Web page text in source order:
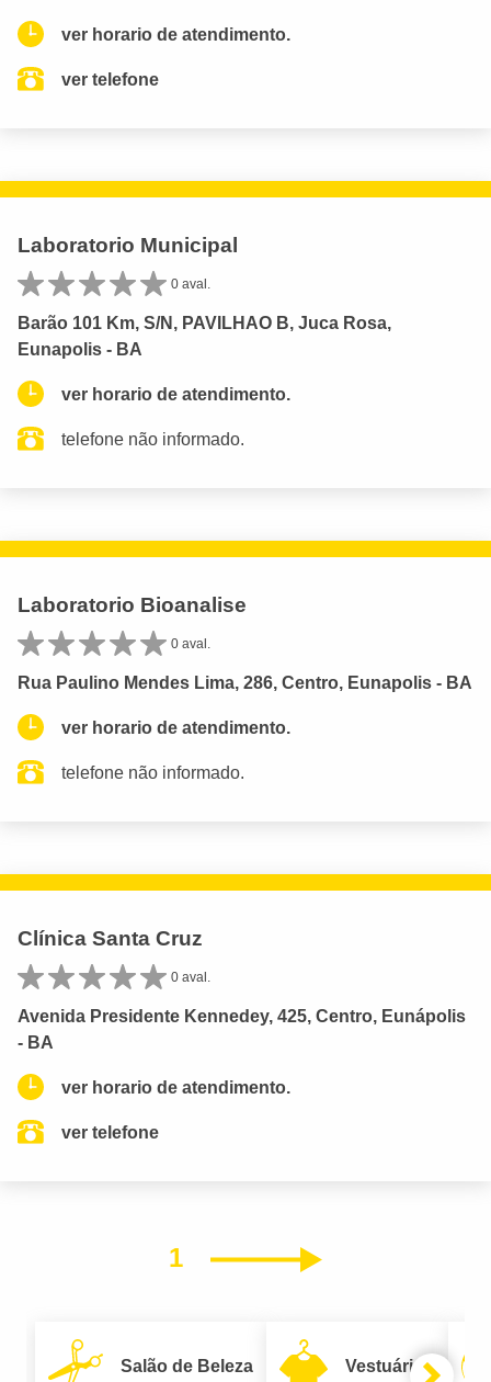
ver horario de atendimento.
ver telefone
Laboratorio Municipal
0 aval.
Barão 101 Km, S/N, PAVILHAO B, Juca Rosa,
Eunapolis - BA
ver horario de atendimento.
telefone não informado.
Laboratorio Bioanalise
0 aval.
Rua Paulino Mendes Lima, 286, Centro, Eunapolis - BA
ver horario de atendimento.
telefone não informado.
Clínica Santa Cruz
0 aval.
Avenida Presidente Kennedey, 425, Centro, Eunápolis
- BA
ver horario de atendimento.
ver telefone
1 Próximo
Salão de Beleza Vestuário